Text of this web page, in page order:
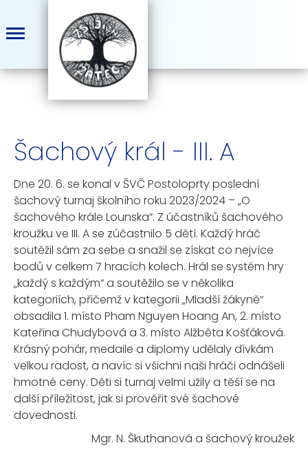
Šachový král - III. A
Dne 20. 6. se konal v ŠVČ Postoloprty poslední
šachový turnaj školního roku 2023/2024 – „O
šachového krále Lounska“. Z účastníků šachového
kroužku ve III. A se zúčastnilo 5 dětí. Každý hráč
soutěžil sám za sebe a snažil se získat co nejvíce
bodů v celkem 7 hracích kolech. Hrál se systém hry
„každý s každým“ a soutěžilo se v několika
kategoriích, přičemž v kategorii „Mladší žákyně“
obsadila 1. místo Pham Nguyen Hoang An, 2. místo
Kateřina Chudybová a 3. místo Alžběta Košťáková.
Krásný pohár, medaile a diplomy udělaly dívkám
velkou radost, a navíc si všichni naši hráči odnášeli
hmotné ceny. Děti si turnaj velmi užily a těší se na
další příležitost, jak si prověřit své šachové
dovednosti.
Mgr. N. Škuthanová a šachový kroužek